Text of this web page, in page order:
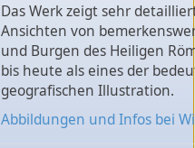
Das Werk zeigt sehr
Ansichten von
und Burgen des Heiligen
bis heute als eines der
geografischen Illustration.
Abbildungen und Infos bei